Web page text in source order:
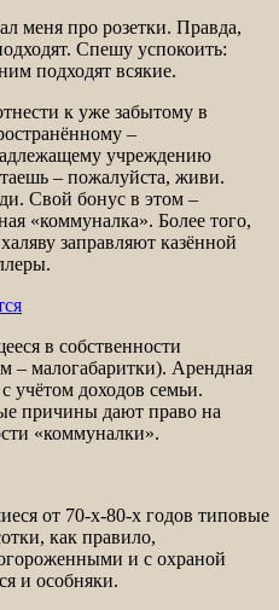
меня про розетки. Правда,
Спешу успокоить:
подходят всякие.
к уже забытому в
–
учреждению
– пожалуйста, живи.
Свой бонус в этом –
«коммуналка». Более того,
заправляют казённой
в собственности
– малогабаритки). Арендная
учётом доходов семьи.
причины дают право на
«коммуналки».
от 70-х-80-х годов типовые
как правило,
и с охраной
и особняки.